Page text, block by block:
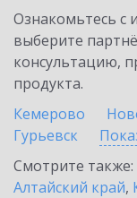
Ознакомьтесь
выберите
консультацию,
продукта.
Кемерово
Гурьевск
Смотрите также:
Алтайский край,